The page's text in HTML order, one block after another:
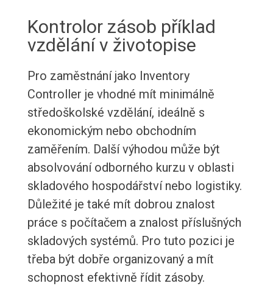
Kontrolor zásob příklad
vzdělání v životopise
Pro zaměstnání jako Inventory
Controller je vhodné mít minimálně
středoškolské vzdělání, ideálně s
ekonomickým nebo obchodním
zaměřením. Další výhodou může být
absolvování odborného kurzu v oblasti
skladového hospodářství nebo logistiky.
Důležité je také mít dobrou znalost
práce s počítačem a znalost příslušných
skladových systémů. Pro tuto pozici je
třeba být dobře organizovaný a mít
schopnost efektivně řídit zásoby.